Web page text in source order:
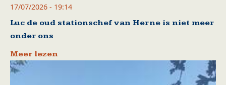
17/07/2026 - 19:14
Luc de oud stationschef van Herne is niet meer
onder ons
Meer lezen